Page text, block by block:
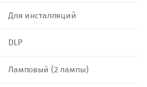
Для инсталляций
DLP
Ламповый (2 лампы)